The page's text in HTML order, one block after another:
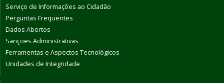
Serviço de Informações ao Cidadão
Perguntas Frequentes
Dados Abertos
Sanções Administrativas
Ferramentas e Aspectos Tecnológicos
Unidades de Integridade